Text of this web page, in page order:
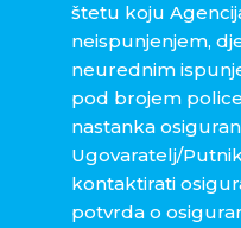
štetu koju
neispunjenjem,
neurednim
pod brojem police
nastanka
Ugovaratelj/
kontaktirati
potvrda o